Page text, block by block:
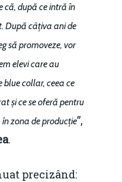
că, după ce intră în
După câțiva ani de
să promoveze, vor
elevi care au
collar, ceea ce
și ce se oferă pentru
zona de producție”,
.
precizând:
Decembrie 2015
Mai 2015
Martie 2015
Energia
Construcții și
pentru o Românie